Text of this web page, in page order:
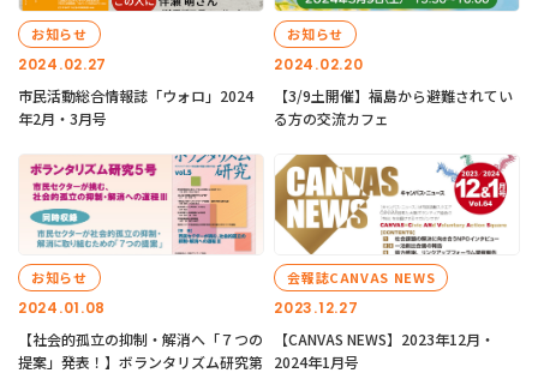
2024.02.27
お知らせ
市民活動総合情報誌「ウォロ」2024
年2月・3月号
2024.02.20
お知らせ
【3/9土開催】福島から避難されてい
る方の交流カフェ
2024.01.08
お知らせ
【社会的孤立の抑制・解消へ「７つの
提案」発表！】ボランタリズム研究第
2023.12.27
会報誌CANVAS NEWS
【CANVAS NEWS】2023年12月・
2024年1月号